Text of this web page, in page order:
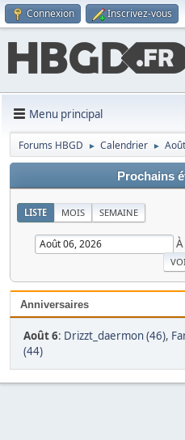
Connexion Inscrivez-vous
Menu principal
Forums HBGD ► Calendrier ►
Prochains
LISTE MOIS SEMAINE
À
Anniversaires
Août 6: Drizzt_daermon (46),
(44)